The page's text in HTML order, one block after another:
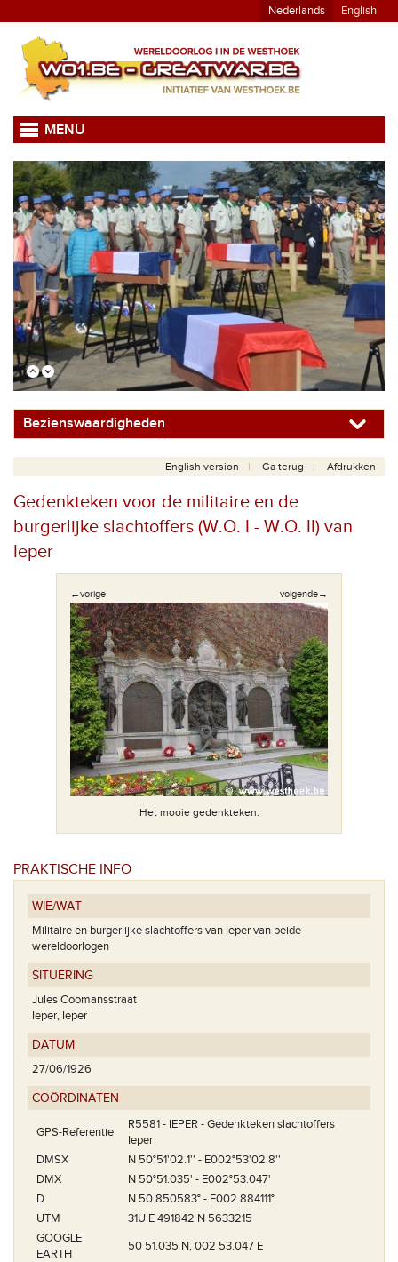
Nederlands English
MENU
Bezienswaardigheden
English version Ga terug Afdrukken
Gedenkteken voor de militaire en de
burgerlijke slachtoffers (W.O. I - W.O. II) van
Ieper
←vorige volgende→
Het mooie gedenkteken.
PRAKTISCHE INFO
WIE/WAT
Militaire en burgerlijke slachtoffers van Ieper van beide
wereldoorlogen
SITUERING
Jules Coomansstraat
Ieper, Ieper
DATUM
27/06/1926
COÖRDINATEN
GPS-Referentie
R5581 - IEPER - Gedenkteken slachtoffers
Ieper
DMSX
N 50°51'02.1'' - E002°53'02.8''
DMX
N 50°51.035' - E002°53.047'
D
N 50.850583° - E002.884111°
UTM
31U E 491842 N 5633215
GOOGLE
EARTH
50 51.035 N, 002 53.047 E